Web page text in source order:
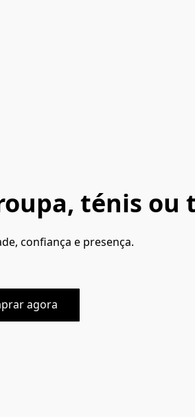
ténis ou
confiança e presença.
agora